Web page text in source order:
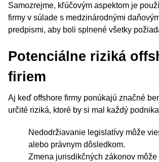
Samozrejme, kľúčovým aspektom je
firmy v súlade s medzinárodnými
predpismi, aby boli splnené všetky
Potenciálne riziká
firiem
Aj keď offshore firmy ponúkajú značné
určité riziká, ktoré by si mal každý
Nedodržiavanie legislatívy môže
alebo právnym dôsledkom.
Zmena jurisdikčných zákonov